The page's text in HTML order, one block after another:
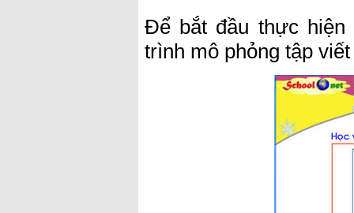
Để bắt đầu thực
trình mô phỏng tập